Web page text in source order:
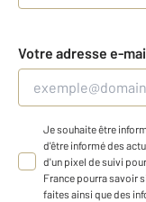
Votre adresse e-
Je souhaite être
d'être informé des
d'un pixel de suivi
France pourra savoir
faites ainsi que des